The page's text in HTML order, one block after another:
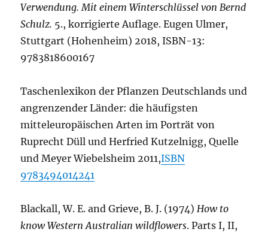
Verwendung. Mit einem Winterschlüssel von Bernd
Schulz. 5., korrigierte Auflage. Eugen Ulmer,
Stuttgart (Hohenheim) 2018, ISBN-13:
9783818600167
Taschenlexikon der Pflanzen Deutschlands und
angrenzender Länder: die häufigsten
mitteleuropäischen Arten im Porträt von
Ruprecht Düll und Herfried Kutzelnigg, Quelle
und Meyer Wiebelsheim 2011,ISBN
9783494014241
Blackall, W. E. and Grieve, B. J. (1974) How to
know Western Australian wildflowers. Parts I, II,